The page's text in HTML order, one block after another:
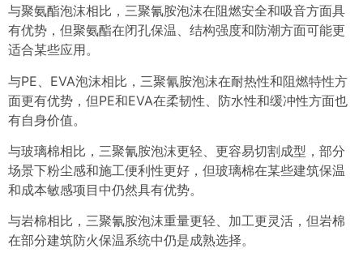
与聚氨酯泡沫相比，三聚氰胺泡沫在阻燃安全和吸音方面具
有优势，但聚氨酯在闭孔保温、结构强度和防潮方面可能更
适合某些应用。
与PE、EVA泡沫相比，三聚氰胺泡沫在耐热性和阻燃特性方
面更有优势，但PE和EVA在柔韧性、防水性和缓冲性方面也
有自身价值。
与玻璃棉相比，三聚氰胺泡沫更轻、更容易切割成型，部分
场景下粉尘感和施工便利性更好，但玻璃棉在某些建筑保温
和成本敏感项目中仍然具有优势。
与岩棉相比，三聚氰胺泡沫重量更轻、加工更灵活，但岩棉
在部分建筑防火保温系统中仍是成熟选择。